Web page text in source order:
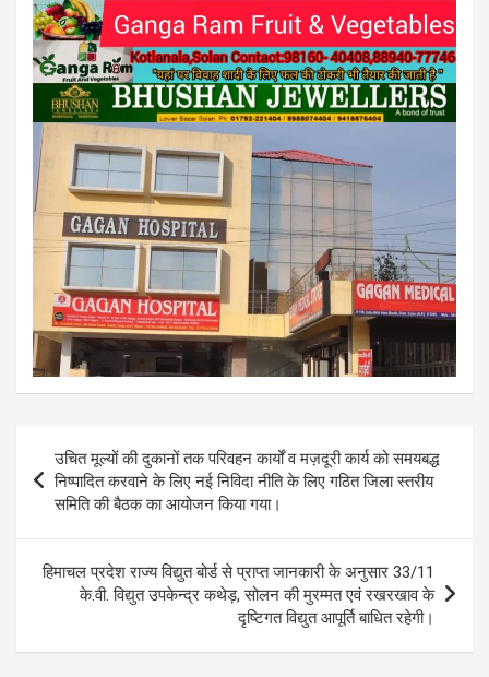
navigation
उचित मूल्यों की दुकानों तक परिवहन कार्यों व मज़दूरी कार्य को समयबद्ध
निष्पादित करवाने के लिए नई निविदा नीति के लिए गठित जिला स्तरीय
समिति की बैठक का आयोजन किया गया।
हिमाचल प्रदेश राज्य विद्युत बोर्ड से प्राप्त जानकारी के अनुसार 33/11
के.वी. विद्युत उपकेन्द्र कथेड़, सोलन की मुरम्मत एवं रखरखाव के
दृष्टिगत विद्युत आपूर्ति बाधित रहेगी।